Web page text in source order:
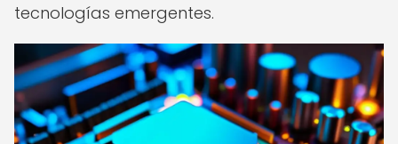
tecnologías emergentes.